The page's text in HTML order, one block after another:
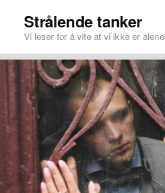
Strålende tanker
Vi leser for å vite at vi ikke er alene